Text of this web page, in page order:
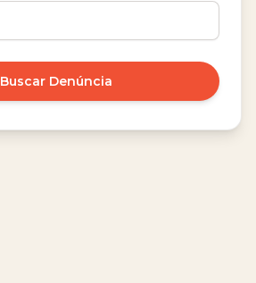
Buscar Denúncia